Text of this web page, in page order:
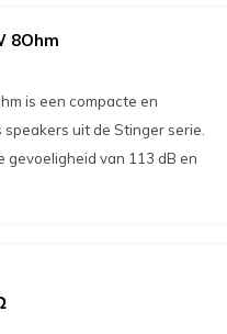
8Ohm
is een compacte en
uit de Stinger serie.
gevoeligheid van 113 dB en